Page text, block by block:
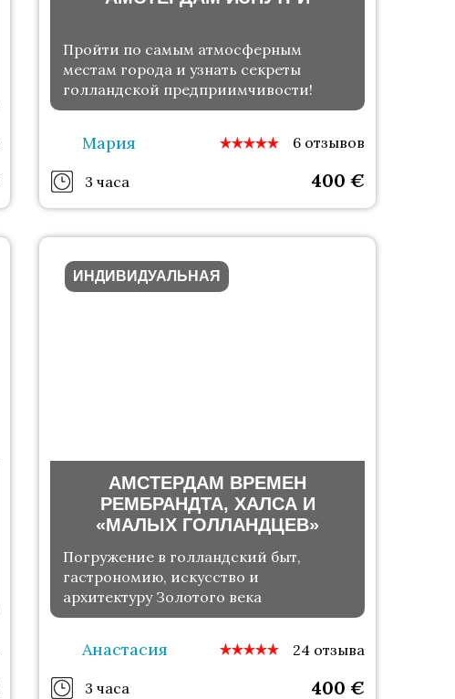
Пройти по самым атмосферным
местам города и узнать секреты
голландской предприимчивости!
Мария 6 отзывов
3 часа 400 €
ИНДИВИДУАЛЬНАЯ
АМСТЕРДАМ ВРЕМЕН
РЕМБРАНДТА, ХАЛСА И
«МАЛЫХ ГОЛЛАНДЦЕВ»
Погружение в голландский быт,
гастрономию, искусство и
архитектуру Золотого века
Анастасия 24 отзыва
3 часа 400 €